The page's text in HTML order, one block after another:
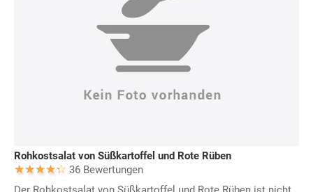
Rohkostsalat von Süßkartoffel und Rote Rüben
36 Bewertungen